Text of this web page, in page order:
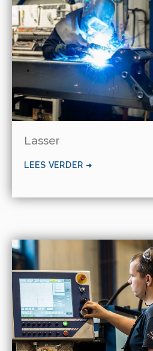
Lasser
LEES VERDER